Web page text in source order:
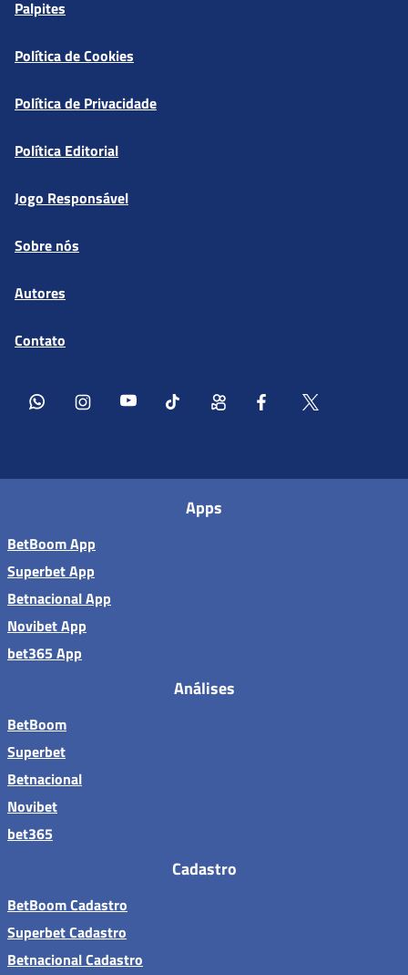
Palpites
Política de Cookies
Política de Privacidade
Política Editorial
Jogo Responsável
Sobre nós
Autores
Contato
Apps
BetBoom App
Superbet App
Betnacional App
Novibet App
bet365 App
Análises
BetBoom
Superbet
Betnacional
Novibet
bet365
Cadastro
BetBoom Cadastro
Superbet Cadastro
Betnacional Cadastro